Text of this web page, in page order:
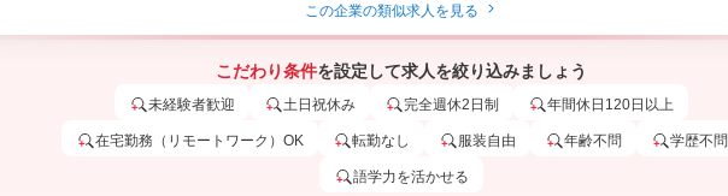
この企業の類似求人を見る
こだわり条件を設定して求人を絞り込みましょう
未経験者歓迎 土日祝休み 完全週休2日制 年間休日120日以上
在宅勤務（リモートワーク）OK 転勤なし 服装自由 年齢不問 学歴不問
語学力を活かせる